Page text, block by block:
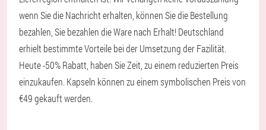
wenn Sie die Nachricht erhalten, können Sie die Bestellung
bezahlen, Sie bezahlen die Ware nach Erhalt! Deutschland
erhielt bestimmte Vorteile bei der Umsetzung der Fazilität.
Heute -50% Rabatt, haben Sie Zeit, zu einem reduzierten Preis
einzukaufen. Kapseln können zu einem symbolischen Preis von
€49 gekauft werden.